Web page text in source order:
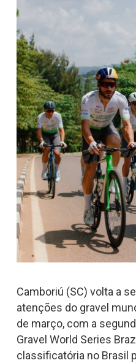
Camboriú (SC) volta a
atenções do gravel
de março, com a
Gravel World Series
classificatória no Brasil